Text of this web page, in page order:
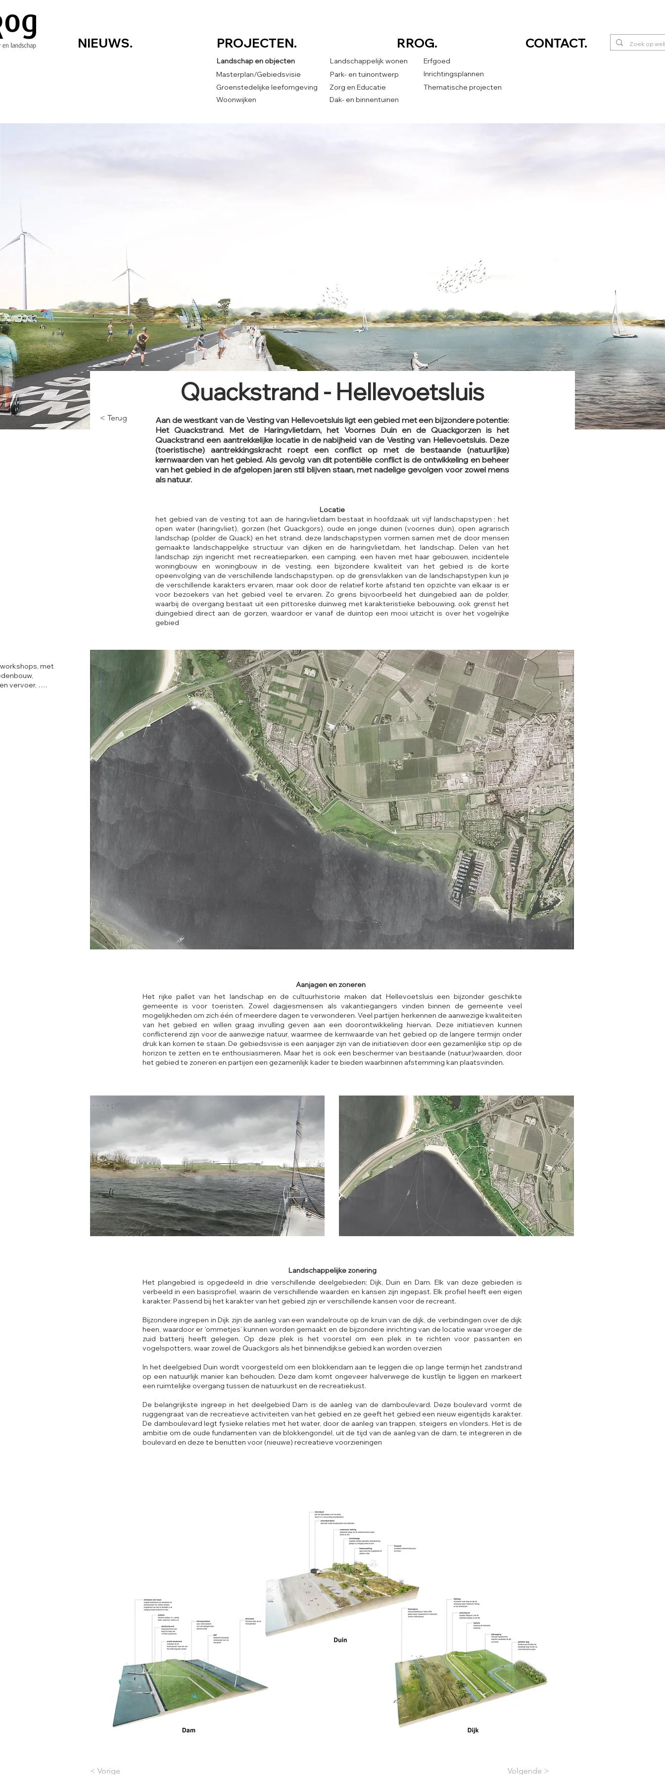
NIEUWS. PROJECTEN. RROG. CONTACT.
Landschap en objecten
Masterplan/Gebiedsvisie
Groenstedelijke leefomgeving
Woonwijken
Landschappelijk wonen
Park- en tuinontwerp
Zorg en Educatie
Erfgoed
Inrichtingsplannen
Thematische projecten
Dak- en binnentuinen
met
vervoer, ….
Quackstrand - Hellevoetsluis
< Terug
Aan de westkant van de Vesting van Hellevoetsluis ligt een gebied met een bijzondere potentie:
Het Quackstrand. Met de Haringvlietdam, het Voornes Duin en de Quackgorzen is het
Quackstrand een aantrekkelijke locatie in de nabijheid van de Vesting van Hellevoetsluis. Deze
(toeristische) aantrekkingskracht roept een conflict op met de bestaande (natuurlijke)
kernwaarden van het gebied. Als gevolg van dit potentiële conflict is de ontwikkeling en beheer
van het gebied in de afgelopen jaren stil blijven staan, met nadelige gevolgen voor zowel mens
als natuur.
Locatie
het gebied van de vesting tot aan de haringvlietdam bestaat in hoofdzaak uit vijf landschapstypen ; het
open water (haringvliet), gorzen (het Quackgors), oude en jonge duinen (voornes duin), open agrarisch
landschap (polder de Quack) en het strand. deze landschapstypen vormen samen met de door mensen
gemaakte landschappelijke structuur van dijken en de haringvlietdam, het landschap. Delen van het
landschap zijn ingericht met recreatieparken, een camping, een haven met haar gebouwen, incidentele
woningbouw en woningbouw in de vesting. een bijzondere kwaliteit van het gebied is de korte
opeenvolging van de verschillende landschapstypen. op de grensvlakken van de landschapstypen kun je
de verschillende karakters ervaren, maar ook door de relatief korte afstand ten opzichte van elkaar is er
voor bezoekers van het gebied veel te ervaren. Zo grens bijvoorbeeld het duingebied aan de polder,
waarbij de overgang bestaat uit een pittoreske duinweg met karakteristieke bebouwing. ook grenst het
duingebied direct aan de gorzen, waardoor er vanaf de duintop een mooi uitzicht is over het vogelrijke
gebied
Aanjagen en zoneren
Het rijke pallet van het landschap en de cultuurhistorie maken dat Hellevoetsluis een bijzonder geschikte
gemeente is voor toeristen. Zowel dagjesmensen als vakantiegangers vinden binnen de gemeente veel
mogelijkheden om zich één of meerdere dagen te verwonderen. Veel partijen herkennen de aanwezige kwaliteiten
van het gebied en willen graag invulling geven aan een doorontwikkeling hiervan. Deze initiatieven kunnen
conflicterend zijn voor de aanwezige natuur, waarmee de kernwaarde van het gebied op de langere termijn onder
druk kan komen te staan. De gebiedsvisie is een aanjager zijn van de initiatieven door een gezamenlijke stip op de
horizon te zetten en te enthousiasmeren. Maar het is ook een beschermer van bestaande (natuur)waarden, door
het gebied te zoneren en partijen een gezamenlijk kader te bieden waarbinnen afstemming kan plaatsvinden.
Landschappelijke zonering
Het plangebied is opgedeeld in drie verschillende deelgebieden; Dijk, Duin en Dam. Elk van deze gebieden is
verbeeld in een basisprofiel, waarin de verschillende waarden en kansen zijn ingepast. Elk profiel heeft een eigen
karakter. Passend bij het karakter van het gebied zijn er verschillende kansen voor de recreant.
Bijzondere ingrepen in Dijk zijn de aanleg van een wandelroute op de kruin van de dijk, de verbindingen over de dijk
heen, waardoor er ‘ommetjes’ kunnen worden gemaakt en de bijzondere inrichting van de locatie waar vroeger de
zuid batterij heeft gelegen. Op deze plek is het voorstel om een plek in te richten voor passanten en
vogelspotters, waar zowel de Quackgors als het binnendijkse gebied kan worden overzien
In het deelgebied Duin wordt voorgesteld om een blokkendam aan te leggen die op lange termijn het zandstrand
op een natuurlijk manier kan behouden. Deze dam komt ongeveer halverwege de kustlijn te liggen en markeert
een ruimtelijke overgang tussen de natuurkust en de recreatiekust.
De belangrijkste ingreep in het deelgebied Dam is de aanleg van de damboulevard. Deze boulevard vormt de
ruggengraat van de recreatieve activiteiten van het gebied en ze geeft het gebied een nieuw eigentijds karakter.
De damboulevard legt fysieke relaties met het water, door de aanleg van trappen, steigers en vlonders. Het is de
ambitie om de oude fundamenten van de blokkengondel, uit de tijd van de aanleg van de dam, te integreren in de
boulevard en deze te benutten voor (nieuwe) recreatieve voorzieningen
< Vorige Volgende >